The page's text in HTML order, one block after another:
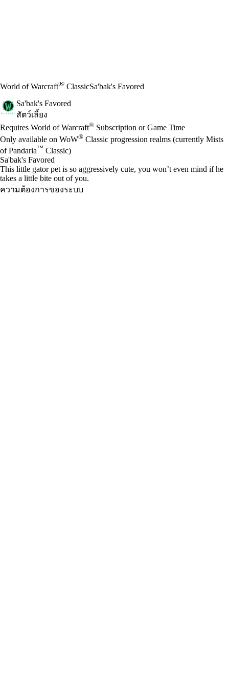
World of Warcraft® ClassicSa'bak's Favored
Sa'bak's Favored
สัตว์เลี้ยง
ราคา
Available actions
Requires World of Warcraft® Subscription or Game Time
Only available on WoW® Classic progression realms (currently Mists
of Pandaria™ Classic)
Sa'bak's Favored
This little gator pet is so aggressively cute, you won’t even mind if he
takes a little bite out of you.
ความต้องการของระบบ